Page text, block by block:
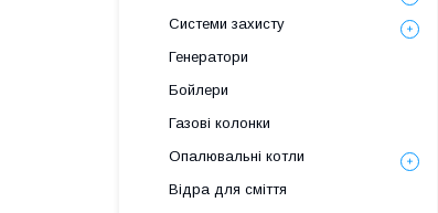
Системи захисту
Генератори
Бойлери
Газові колонки
Опалювальні котли
Відра для сміття